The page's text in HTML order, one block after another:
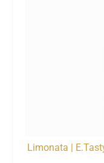
Limonata |